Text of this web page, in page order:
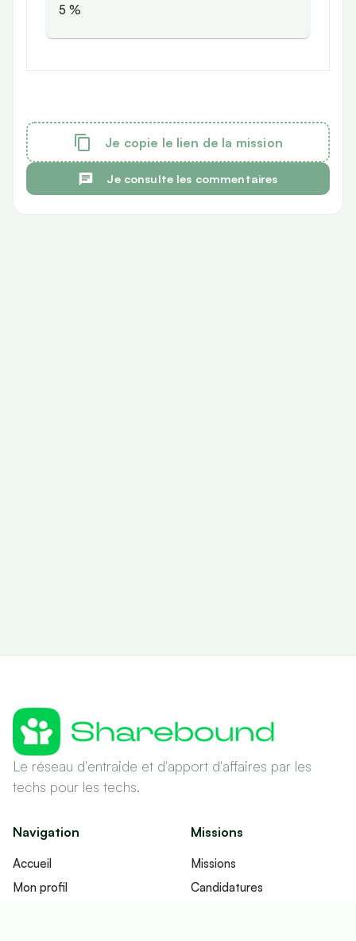
5 %
Je copie le lien de la mission
Je consulte les commentaires
Le réseau d'entraide et d'apport d'affaires par les
techs pour les techs.
Navigation
Accueil
Mon profil
Missions
Missions
Candidatures